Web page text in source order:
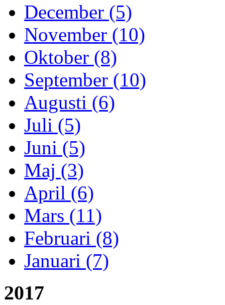
December (5)
November (10)
Oktober (8)
September (10)
Augusti (6)
Juli (5)
Juni (5)
Maj (3)
April (6)
Mars (11)
Februari (8)
Januari (7)
2017